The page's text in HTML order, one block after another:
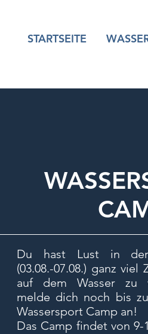
STARTSEITE
Du hast Lust in der
(03.08.-07.08.) ganz
auf dem Wasser zu
melde dich noch bis
Wassersport Camp an!
Das Camp findet von